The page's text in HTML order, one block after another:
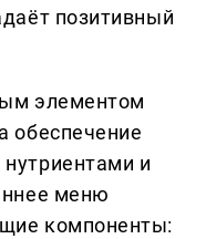
позитивный
элементом
обеспечение
и
меню
компоненты: